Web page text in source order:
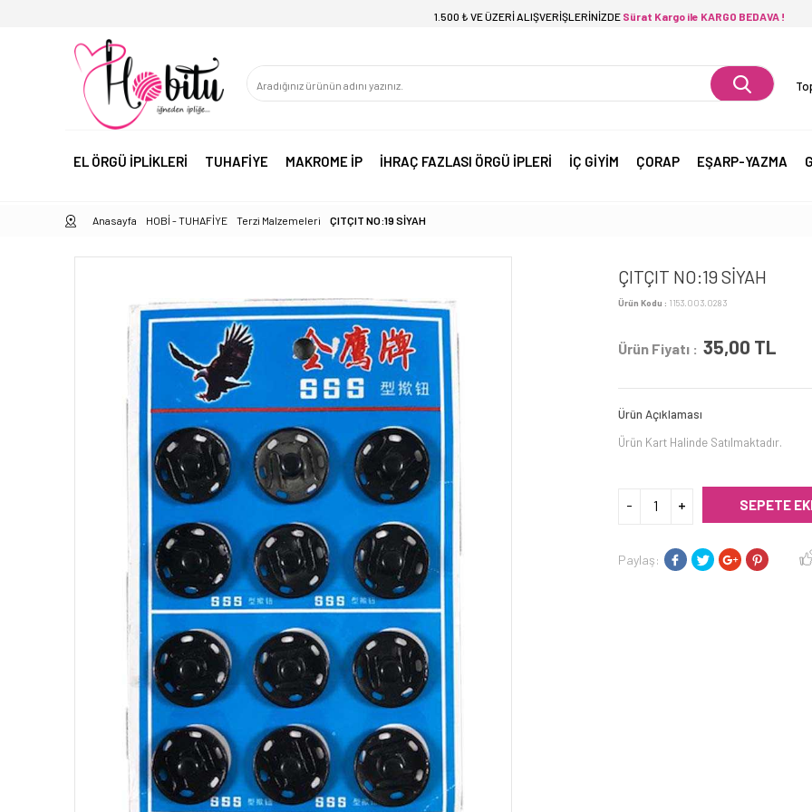
1.500 ₺ VE ÜZERİ ALIŞVERİŞLERİNİZDE Sürat Kargo ile KARGO BEDAVA !
EL ÖRGÜ İPLİKLERİ TUHAFİYE MAKROME İP İHRAÇ FAZLASI ÖRGÜ İPLERİ İÇ GİYİM ÇORAP EŞARP-YAZMA
Anasayfa HOBİ - TUHAFİYE Terzi Malzemeleri ÇITÇIT NO:19 SİYAH
ÇITÇIT NO:19 SİYAH
Ürün Kodu : 1153.003.0283
Ürün Fiyatı : 35,00 TL
Ürün Açıklaması
Ürün Kart Halinde Satılmaktadır.
SEPETE
Paylaş: